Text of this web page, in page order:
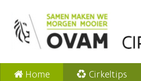
Home Cirkeltips